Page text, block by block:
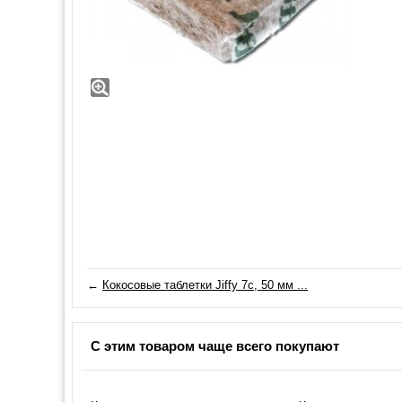
← Кокосовые таблетки Jiffy 7c, 50 мм ...
С этим товаром чаще всего покупают